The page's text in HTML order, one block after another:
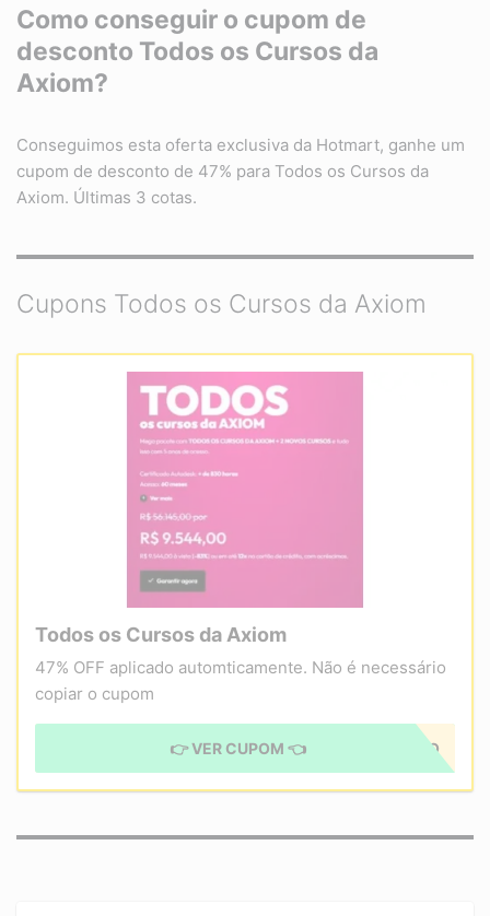
Como conseguir o cupom de
desconto Todos os Cursos da
Axiom?
Conseguimos esta oferta exclusiva da Hotmart, ganhe um
cupom de desconto de 47% para Todos os Cursos da
Axiom. Últimas 3 cotas.
Cupons Todos os Cursos da Axiom
Todos os Cursos da Axiom
47% OFF aplicado automticamente. Não é necessário
copiar o cupom
CUPOM APLICADO
👉 VER CUPOM 👈